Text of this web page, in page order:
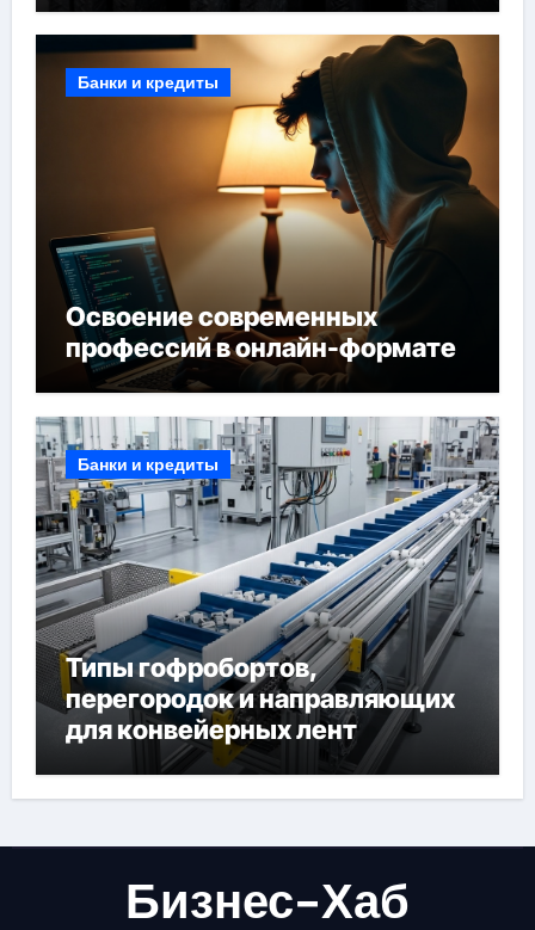
Банки и кредиты
Освоение современных
профессий в онлайн-формате
Банки и кредиты
Типы гофробортов,
перегородок и направляющих
для конвейерных лент
Бизнес-Хаб